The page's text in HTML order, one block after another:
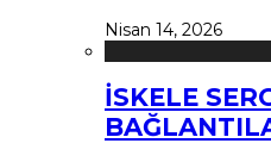
Nisan 14, 2026
İSKELE